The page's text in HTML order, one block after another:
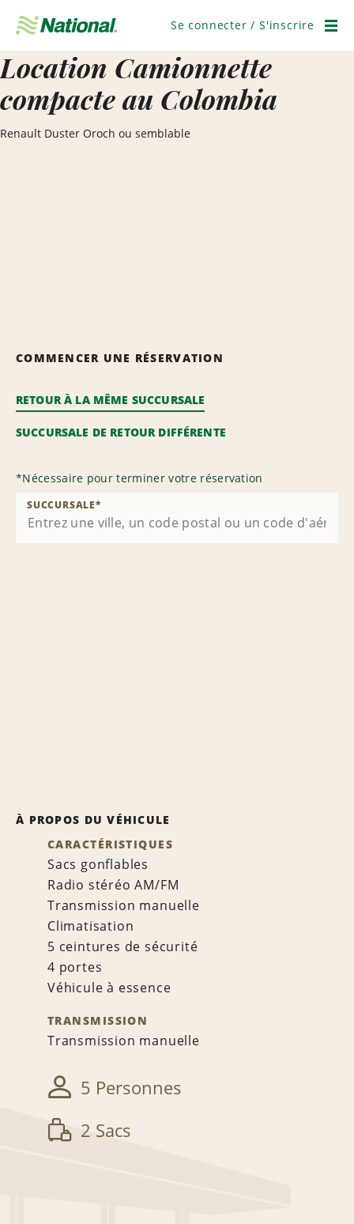
navigation
Se connecter / S'inscrire
Location Camionnette
compacte au Colombia
Renault Duster Oroch ou semblable
COMMENCER UNE RÉSERVATION
RETOUR À LA MÊME SUCCURSALE
SUCCURSALE DE RETOUR DIFFÉRENTE
*Nécessaire pour terminer votre réservation
SUCCURSALE*
À PROPOS DU VÉHICULE
CARACTÉRISTIQUES
Sacs gonflables
Radio stéréo AM/FM
Transmission manuelle
Climatisation
5 ceintures de sécurité
4 portes
Véhicule à essence
TRANSMISSION
Transmission manuelle
5 Personnes
2 Sacs